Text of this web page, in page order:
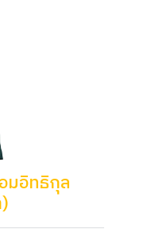
อิทธิกุล